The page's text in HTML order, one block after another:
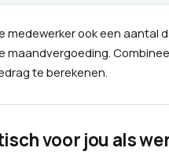
medewerker ook een aantal
maandvergoeding.
te berekenen.
voor jou als